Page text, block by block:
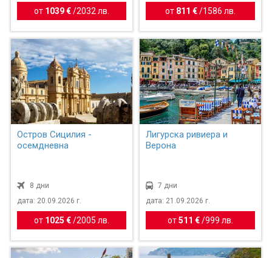
от 1039 € /2032 лв. от 811 €/ 1586 лв.
Остров Сицилия -
осемдневна
8 дни
дата: 20.09.2026 г.
от 1025 € /2005 лв.
Лигурска ривиера и
Верона
7 дни
дата: 21.09.2026 г.
от511 €/999 лв.